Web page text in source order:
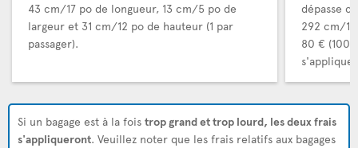
43 cm/17 po de longueur, 13 cm/5 po de
largeur et 31 cm/12 po de hauteur (1 par
passager).
dépasse
292 cm/
80 € (100
Si un bagage est à la fois trop grand et trop lourd, les deux frais
s'appliqueront. Veuillez noter que les frais relatifs aux bagages